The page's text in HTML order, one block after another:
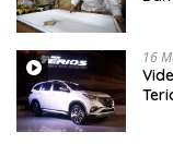
16